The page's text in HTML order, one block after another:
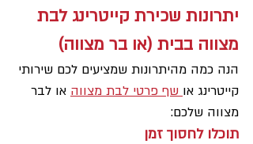
יתרונות שכירת קייטרינג לבת
מצווה בבית (או בר מצווה)
הנה כמה מהיתרונות שמציעים לכם שירותי
קייטרינג או שף פרטי לבת מצווה או לבר
מצווה שלכם:
תוכלו לחסוך זמן